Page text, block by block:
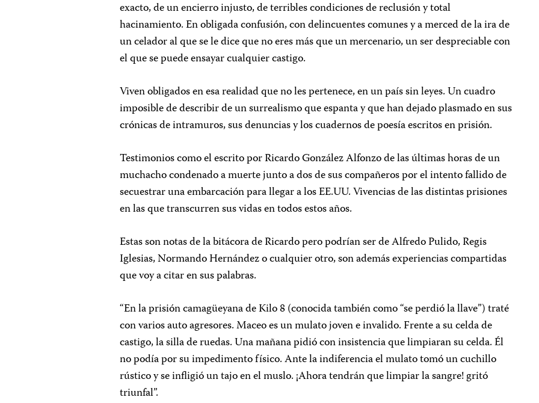
exacto, de un encierro injusto, de terribles condiciones de reclusión y total
hacinamiento. En obligada confusión, con delincuentes comunes y a merced de la ira de
un celador al que se le dice que no eres más que un mercenario, un ser despreciable con
el que se puede ensayar cualquier castigo.
Viven obligados en esa realidad que no les pertenece, en un país sin leyes. Un cuadro
imposible de describir de un surrealismo que espanta y que han dejado plasmado en sus
crónicas de intramuros, sus denuncias y los cuadernos de poesía escritos en prisión.
Testimonios como el escrito por Ricardo González Alfonzo de las últimas horas de un
muchacho condenado a muerte junto a dos de sus compañeros por el intento fallido de
secuestrar una embarcación para llegar a los EE.UU. Vivencias de las distintas prisiones
en las que transcurren sus vidas en todos estos años.
Estas son notas de la bitácora de Ricardo pero podrían ser de Alfredo Pulido, Regis
Iglesias, Normando Hernández o cualquier otro, son además experiencias compartidas
que voy a citar en sus palabras.
“En la prisión camagüeyana de Kilo 8 (conocida también como “se perdió la llave”) traté
con varios auto agresores. Maceo es un mulato joven e invalido. Frente a su celda de
castigo, la silla de ruedas. Una mañana pidió con insistencia que limpiaran su celda. Él
no podía por su impedimento físico. Ante la indiferencia el mulato tomó un cuchillo
rústico y se infligió un tajo en el muslo. ¡Ahora tendrán que limpiar la sangre! gritó
triunfal”.